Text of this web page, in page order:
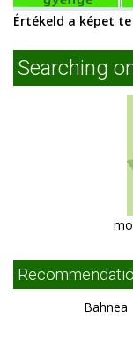
Értékeld a képet
Searching
Bahnea